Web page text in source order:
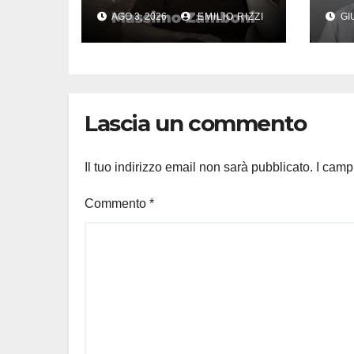
AGO 3, 2026 EMILIO RIZZI
Lascia un commento
Il tuo indirizzo email non sarà pubblicato. I
Commento *